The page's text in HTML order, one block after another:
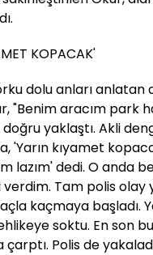
KOPACAK'
dolu anları anlatan
"Benim aracım park
doğru yaklaştı. Akli
'Yarın kıyamet
lazım' dedi. O anda
verdim. Tam polis olay
kaçmaya başladı.
soktu. En son bu
Polis de